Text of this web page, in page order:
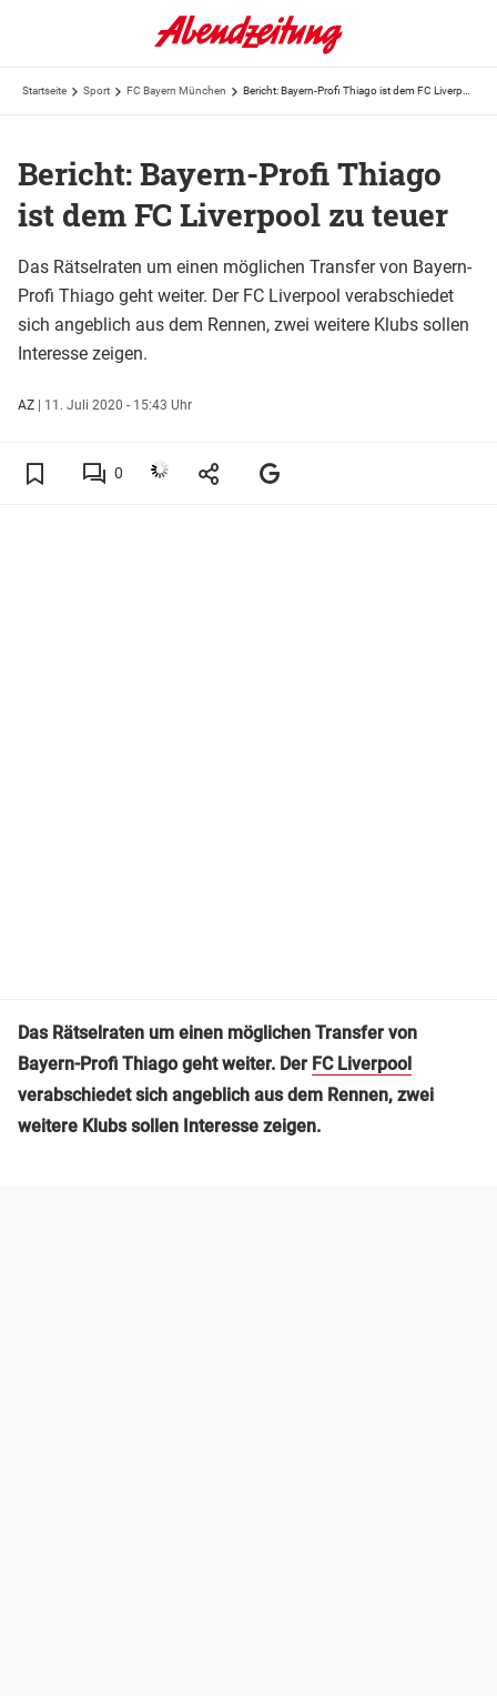
Startseite Sport FC Bayern München
Bericht: Bayern-Profi Thiago
ist dem FC Liverpool zu teuer
Das Rätselraten um einen möglichen Transfer von Bayern-
Profi Thiago geht weiter. Der FC Liverpool verabschiedet
sich angeblich aus dem Rennen, zwei weitere Klubs sollen
Interesse zeigen.
AZ | 11. Juli 2020 - 15:43 Uhr
0
Das Rätselraten um einen möglichen Transfer von
Bayern-Profi Thiago geht weiter. Der FC Liverpool
verabschiedet sich angeblich aus dem Rennen, zwei
weitere Klubs sollen Interesse zeigen.